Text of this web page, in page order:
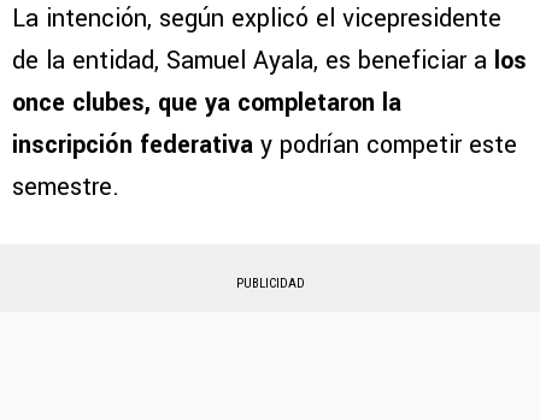
La intención, según explicó el vicepresidente
de la entidad, Samuel Ayala, es beneficiar a los
once clubes, que ya completaron la
inscripción federativa y podrían competir este
semestre.
PUBLICIDAD